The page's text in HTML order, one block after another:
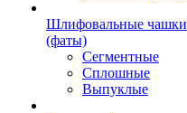
Шлифовальные чашки
(фаты)
Сегментные
Сплошные
Выпуклые